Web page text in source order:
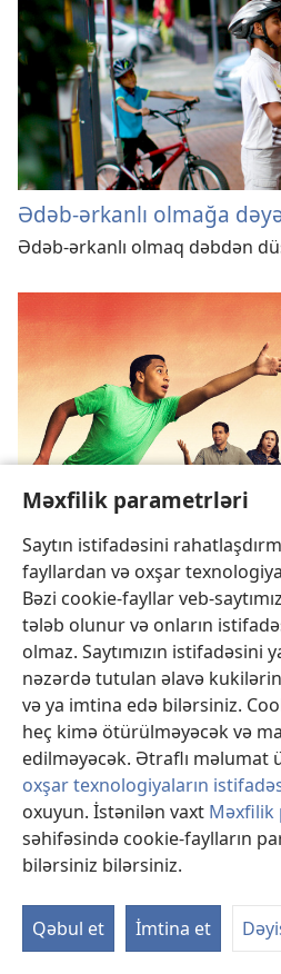
Məxfilik parametrləri
Saytın istifadəsini
fayllardan və oxşar
Bəzi cookie-fayllar veb-
tələb olunur və onların
olmaz. Saytımızın istifadəsini
nəzərdə tutulan əlavə
və ya imtina edə bilərsiniz.
heç kimə ötürülməyəcək və
edilməyəcək. Ətraflı məlumat
oxşar texnologiyaların
oxuyun. İstənilən vaxt Məxfilik
səhifəsində cookie-faylların
bilərsiniz bilərsiniz.
Qəbul et İmtina et
Ədəb-ərkanlı olmağa
Ədəb-ərkanlı olmaq dəbdən
Nəyə görə həmişə yanlış
Hansı məsləhət sənə
kömək edə bilər?
Nəyə görə üzr
Hətta özünü təqsirkar